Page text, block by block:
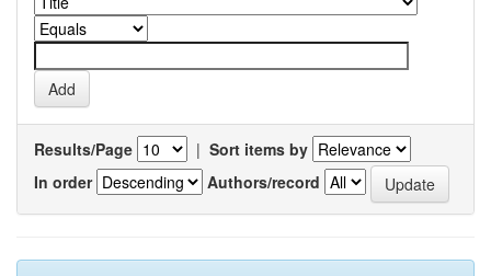
Results/Page | Sort items by
In order
Authors/record